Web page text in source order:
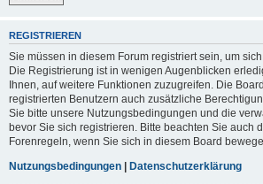
REGISTRIEREN
Sie müssen in diesem Forum registriert sein, um
Die Registrierung ist in wenigen Augenblicken
Ihnen, auf weitere Funktionen zuzugreifen. Die
registrierten Benutzern auch zusätzliche
Sie bitte unsere Nutzungsbedingungen und die
bevor Sie sich registrieren. Bitte beachten Sie auch
Forenregeln, wenn Sie sich in diesem Board
Nutzungsbedingungen | Datenschutzerklärung